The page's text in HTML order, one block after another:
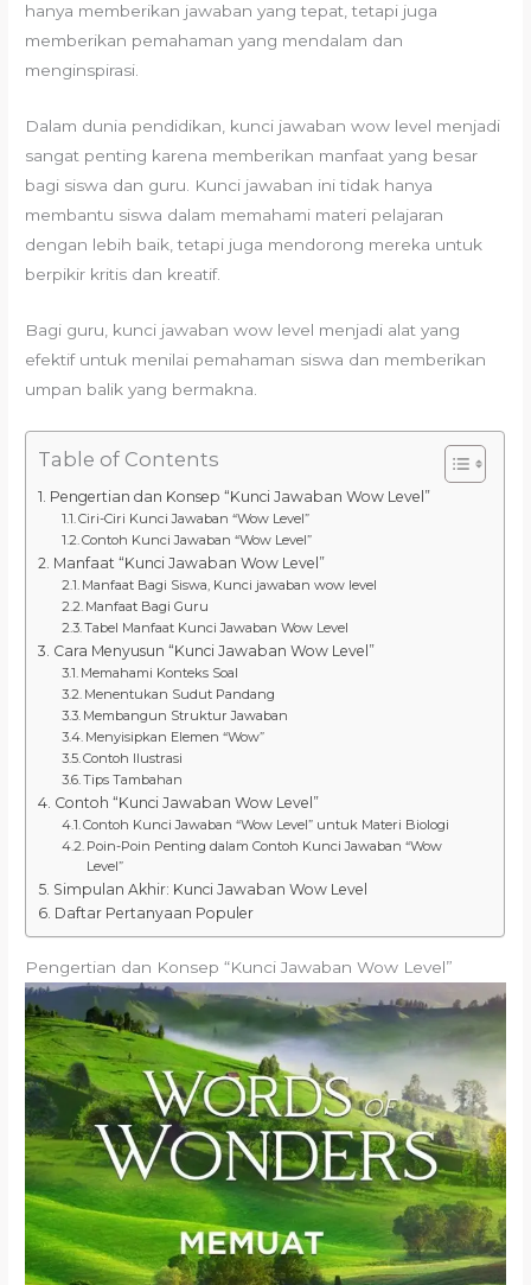
hanya memberikan jawaban yang tepat, tetapi juga
memberikan pemahaman yang mendalam dan
menginspirasi.
Dalam dunia pendidikan, kunci jawaban wow level menjadi
sangat penting karena memberikan manfaat yang besar
bagi siswa dan guru. Kunci jawaban ini tidak hanya
membantu siswa dalam memahami materi pelajaran
dengan lebih baik, tetapi juga mendorong mereka untuk
berpikir kritis dan kreatif.
Bagi guru, kunci jawaban wow level menjadi alat yang
efektif untuk menilai pemahaman siswa dan memberikan
umpan balik yang bermakna.
Table of Contents
Pengertian dan Konsep “Kunci Jawaban Wow Level”
Ciri-Ciri Kunci Jawaban “Wow Level”
Contoh Kunci Jawaban “Wow Level”
Manfaat “Kunci Jawaban Wow Level”
Manfaat Bagi Siswa, Kunci jawaban wow level
Manfaat Bagi Guru
Tabel Manfaat Kunci Jawaban Wow Level
Cara Menyusun “Kunci Jawaban Wow Level”
Memahami Konteks Soal
Menentukan Sudut Pandang
Membangun Struktur Jawaban
Menyisipkan Elemen “Wow”
Contoh Ilustrasi
Tips Tambahan
Contoh “Kunci Jawaban Wow Level”
Contoh Kunci Jawaban “Wow Level” untuk Materi Biologi
Poin-Poin Penting dalam Contoh Kunci Jawaban “Wow
Level”
Simpulan Akhir: Kunci Jawaban Wow Level
Daftar Pertanyaan Populer
Pengertian dan Konsep “Kunci Jawaban Wow Level”